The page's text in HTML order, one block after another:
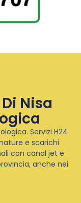
Nisa
Servizi H24
e scarichi
con canal jet e
anche nei